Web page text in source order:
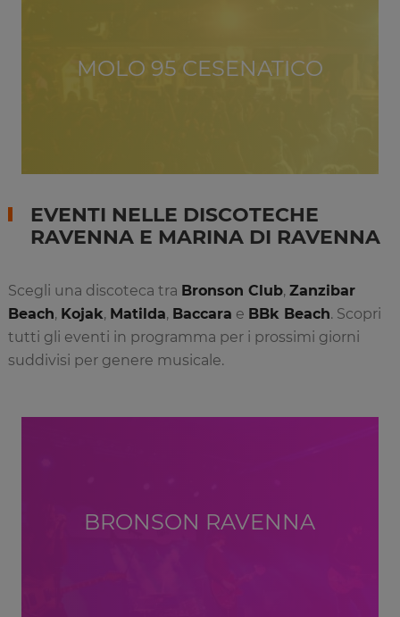
MOLO 95 CESENATICO
EVENTI NELLE DISCOTECHE
RAVENNA E MARINA DI RAVENNA
Scegli una discoteca tra Bronson Club, Zanzibar
Beach, Kojak, Matilda, Baccara e BBk Beach. Scopri
tutti gli eventi in programma per i prossimi giorni
suddivisi per genere musicale.
BRONSON RAVENNA